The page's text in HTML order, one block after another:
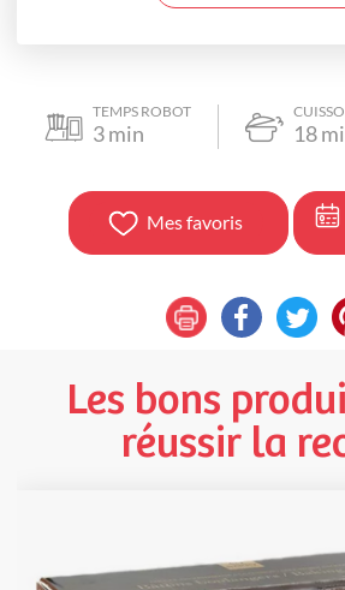
TEMPS ROBOT
3min 18
Mes favoris
Les bons
réussir la